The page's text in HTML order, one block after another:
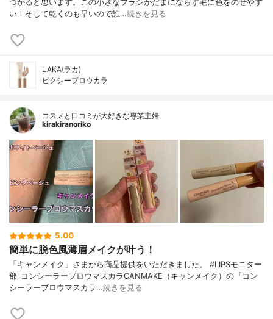
つかると思います。この小さなブラシがだまにならず毛に色をのせやす
い！そして乾くのも早いので誰…続きを見る
LAKA(ラカ)
ピクシーブロウカラ
コスメと口コミが大好きな専業主婦
kirakiranoriko
5.00
簡単に脱色風薄眉メイクが叶う！
「キャンメイク」さまから商品提供をいただきました。 #LIPSモニター
部_コンシーラーブロウマスカラCANMAKE（キャンメイク）の『コン
シーラーブロウマスカラ…続きを見る